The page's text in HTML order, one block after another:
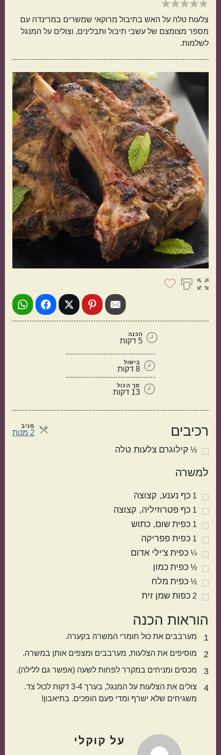
צלעות טלה על האש בתיבול מרוקאי שמשרים במרינדה עם
מספר מצומצם של עשבי תיבול ותבלינים, וצולים על המנגל
לשלמות.
הכנה
5 דקות
בישול
8 דקות
סך הכול
13 דקות
מניב
2 מנות רכיבים
½ קילוגרם צלעות טלה
למשרה
1 כף נענע קצוצה
1 כף פטרוזיליה קצוצה
1 כפית שום כתוש
1 כפית פפריקה
¼ כפית צ'ילי אדום
½ כפית כמון
½ כפית מלח
2 כפות שמן זית
הוראות הכנה
1 מערבבים את כול חומרי המשרה בקערה.
2 מוסיפים את הצלעות, מערבבים ומצפים אותן במשרה.
3 מכסים ומניחים במקרר לפחות לשעה (אפשר גם ללילה).
4
צולים את הצלעות על המנגל, בערך 3-4 דקות לכול צד.
משגיחים שלא ישרף ומדי פעם הופכים. בתיאבון!
על קוקלי
מנה בארוחה
תוספות קינוחים
סלטים מרקים
מטבח עולמי
ישראלי
יווני
טורקי פרסי
קטגוריות נוספות
מנות קלות להכנה בתקציב נמוך
מנות שמוכנות מהר
הכול בסיר אחד